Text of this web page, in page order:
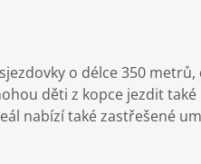
o délce 350
děti z kopce jezdit
nabízí také zastřešené